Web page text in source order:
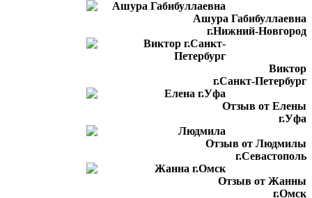
Ашура Габибуллаевна
г.Нижний-Новгород
Виктор
г.Санкт-Петербург
Отзыв от Елены
г.Уфа
Отзыв от Людмилы
г.Севастополь
Отзыв от Жанны
г.Омск